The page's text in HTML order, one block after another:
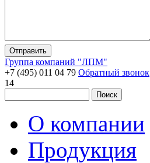
Группа компаний "ЛПМ"
+7 (495) 011 04 79 Обратный звонок
14
О компании
Продукция